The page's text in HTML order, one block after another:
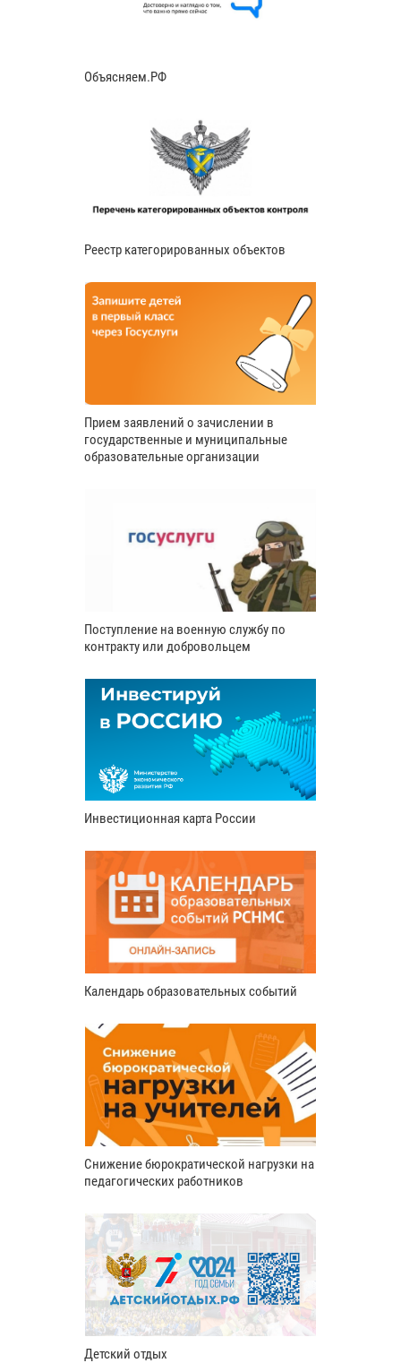
Объясняем.РФ
Реестр категорированных объектов
Прием заявлений о зачислении в
государственные и муниципальные
образовательные организации
Поступление на военную службу по
контракту или добровольцем
Инвестиционная карта России
Календарь образовательных событий
Снижение бюрократической нагрузки на
педагогических работников
Детский отдых